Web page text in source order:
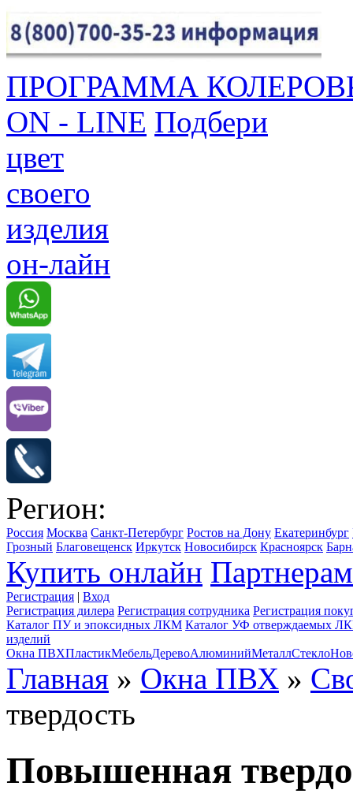
ПРОГРАММА
ON - LINE Подбери
цвет
своего
изделия
он-лайн
Регион:
Россия Москва Санкт-Петербург Ростов на Дону Екатеринбург
Грозный Благовещенск Иркутск Новосибирск Красноярск
Купить онлайн Партнерам
Регистрация | Вход
Регистрация дилера Регистрация сотрудника Регистрация
Каталог ПУ и эпоксидных ЛКМ Каталог УФ отверждаемых
изделий
Окна ПВХПластикМебельДеревоАлюминийМеталлСтекло
Главная » Окна ПВХ »
твердость
Повышенная